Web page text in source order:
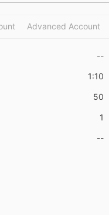
Advanced Account
--
1:10
50
1
--